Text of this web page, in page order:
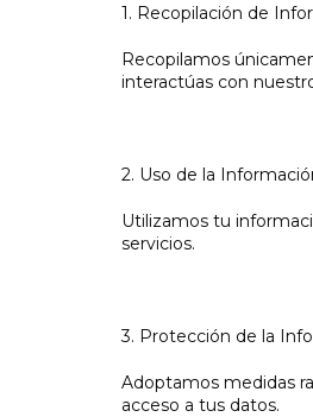
1. Recopilación de
Recopilamos
interactúas con
2. Uso de la
Utilizamos tu
servicios.
3. Protección de la
Adoptamos medidas
acceso a tus datos.